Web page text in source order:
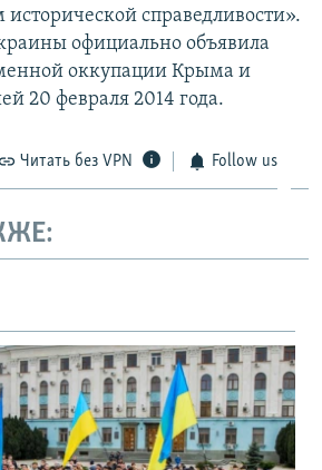
исторической справедливости».
официально объявила
оккупации Крыма и
20 февраля 2014 года.
Читать без VPN Follow us